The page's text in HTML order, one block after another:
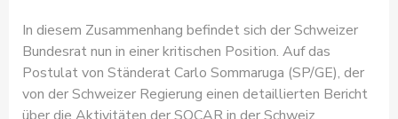
In diesem Zusammenhang befindet sich der Schweizer
Bundesrat nun in einer kritischen Position. Auf das
Postulat von Ständerat Carlo Sommaruga (SP/GE), der
von der Schweizer Regierung einen detaillierten Bericht